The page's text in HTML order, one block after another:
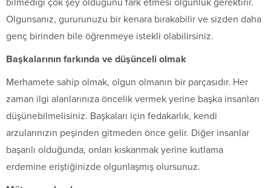
Olgunsanız, gururunuzu bir kenara bırakabilir ve sizden daha
genç birinden bile öğrenmeye istekli olabilirsiniz.
Başkalarının farkında ve düşünceli olmak
Merhamete sahip olmak, olgun olmanın bir parçasıdır. Her
zaman ilgi alanlarınıza öncelik vermek yerine başka insanları
düşünebilmelisiniz. Başkaları için fedakarlık, kendi
arzularınızın peşinden gitmeden önce gelir. Diğer insanlar
başarılı olduğunda, onları kıskanmak yerine kutlama
erdemine eriştiğinizde olgunlaşmış olursunuz.